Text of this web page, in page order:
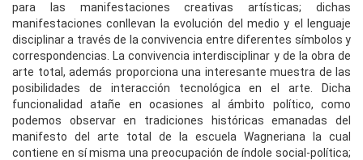
para las manifestaciones creativas artísticas; dichas
manifestaciones conllevan la evolución del medio y el lenguaje
disciplinar a través de la convivencia entre diferentes símbolos y
correspondencias. La convivencia interdisciplinar y de la obra de
arte total, además proporciona una interesante muestra de las
posibilidades de interacción tecnológica en el arte. Dicha
funcionalidad atañe en ocasiones al ámbito político, como
podemos observar en tradiciones históricas emanadas del
manifesto del arte total de la escuela Wagneriana la cual
contiene en sí misma una preocupación de índole social-política;